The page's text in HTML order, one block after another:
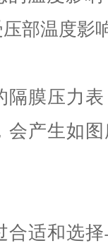
部温度影
隔膜压力
会产生如
合适和选